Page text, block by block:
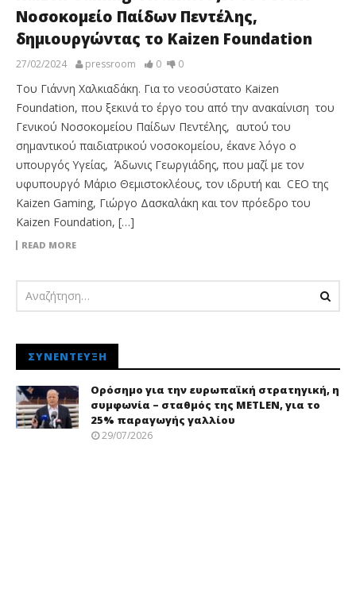
Νοσοκομείο Παίδων Πεντέλης,
δημιουργώντας το Kaizen Foundation
27/02/2024 pressroom 0 0
Του Γιάννη Χαλκιαδάκη. Για το νεοσύστατο Kaizen
Foundation, που ξεκινά το έργο του από την ανακαίνιση του
Γενικού Νοσοκομείου Παίδων Πεντέλης, αυτού του
σημαντικού παιδιατρικού νοσοκομείου, έκανε λόγο ο
υπουργός Υγείας, Άδωνις Γεωργιάδης, που μαζί με τον
υφυπουργό Μάριο Θεμιστοκλέους, τον ιδρυτή και CEO της
Kaizen Gaming, Γιώργο Δασκαλάκη και τον πρόεδρο του
Kaizen Foundation, […]
READ MORE
ΣΥΝΈΝΤΕΥΞΗ
Ορόσημο για την ευρωπαϊκή στρατηγική, η
συμφωνία – σταθμός της METLEN, για το
25% παραγωγής γαλλίου
29/07/2026